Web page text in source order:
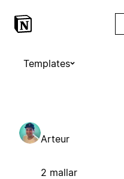
Templates
Arteur
2 mallar